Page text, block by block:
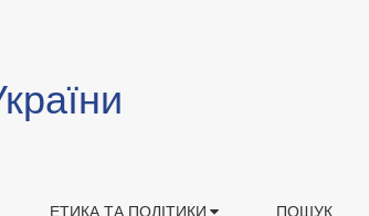
ЕТИКА ТА ПОЛІТИКИ ПОШУК